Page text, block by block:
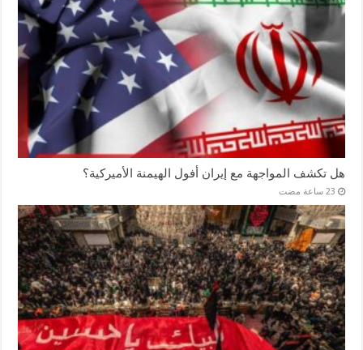
هل تكشف المواجهة مع إيران أفول الهيمنة الأميركية؟